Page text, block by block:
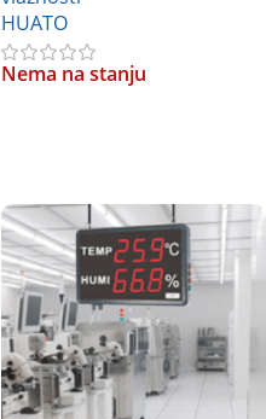
HUATO
Nema na stanju